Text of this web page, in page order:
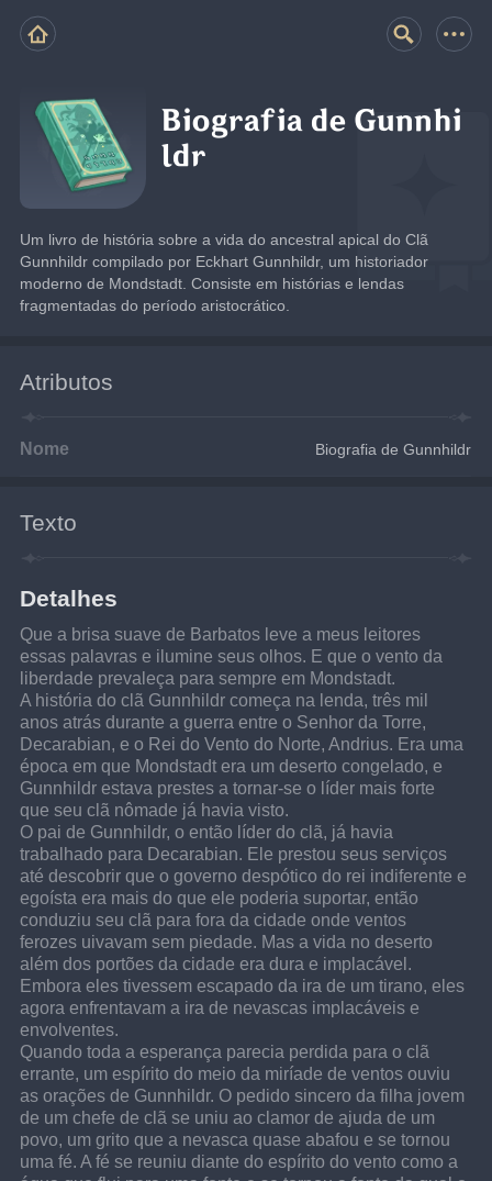
Biografia de Gunnhi
ldr
Um livro de história sobre a vida do ancestral apical do Clã
Gunnhildr compilado por Eckhart Gunnhildr, um historiador
moderno de Mondstadt. Consiste em histórias e lendas
fragmentadas do período aristocrático.
Atributos
Nome Biografia de Gunnhildr
Texto
Detalhes
Que a brisa suave de Barbatos leve a meus leitores
essas palavras e ilumine seus olhos. E que o vento da
liberdade prevaleça para sempre em Mondstadt.
A história do clã Gunnhildr começa na lenda, três mil
anos atrás durante a guerra entre o Senhor da Torre,
Decarabian, e o Rei do Vento do Norte, Andrius. Era uma
época em que Mondstadt era um deserto congelado, e
Gunnhildr estava prestes a tornar-se o líder mais forte
que seu clã nômade já havia visto.
O pai de Gunnhildr, o então líder do clã, já havia
trabalhado para Decarabian. Ele prestou seus serviços
até descobrir que o governo despótico do rei indiferente e
egoísta era mais do que ele poderia suportar, então
conduziu seu clã para fora da cidade onde ventos
ferozes uivavam sem piedade. Mas a vida no deserto
além dos portões da cidade era dura e implacável.
Embora eles tivessem escapado da ira de um tirano, eles
agora enfrentavam a ira de nevascas implacáveis e
envolventes.
Quando toda a esperança parecia perdida para o clã
errante, um espírito do meio da miríade de ventos ouviu
as orações de Gunnhildr. O pedido sincero da filha jovem
de um chefe de clã se uniu ao clamor de ajuda de um
povo, um grito que a nevasca quase abafou e se tornou
uma fé. A fé se reuniu diante do espírito do vento como a